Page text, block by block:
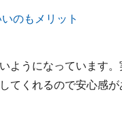
ようになっています。
てくれるので安心感が